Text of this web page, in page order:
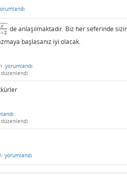
x
+2
−
de anlaşılmaktadır. Biz her seferinde
başlasanız iyi olacak.
yorumlandı
düzenlendi
düzenlendi
yorumlandı